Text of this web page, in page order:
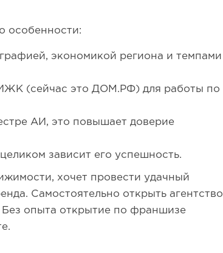
особенности:
экономикой региона и темпами
(сейчас это ДОМ.РФ) для работы по
АИ, это повышает доверие
зависит его успешность.
хочет провести удачный
Самостоятельно открыть агентство
опыта открытие по франшизе